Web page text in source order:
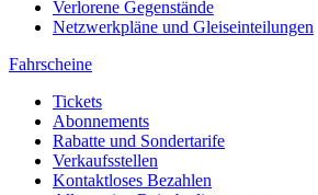
Verlorene Gegenstände
Netzwerkpläne und Gleiseinteilungen
Fahrscheine
Tickets
Abonnements
Rabatte und Sondertarife
Verkaufsstellen
Kontaktloses Bezahlen